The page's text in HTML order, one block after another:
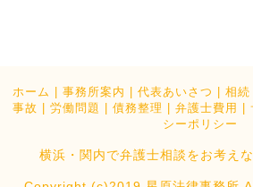
ホーム 事務所案内 代表あいさつ 相続
事故
労働問題 債務整理 弁護士費用
シーポリシー
横浜・関内で弁護士相談をお考え